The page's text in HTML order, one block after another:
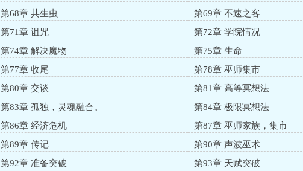
第68章 共生虫
第69章 不速之客
第71章 诅咒
第72章 学院情况
第74章 解决魔物
第75章 生命
第77章 收尾
第78章 巫师集市
第80章 交谈
第81章 高等冥想法
第83章 孤独，灵魂融合。
第84章 极限冥想法
第86章 经济危机
第87章 巫师家族，集市
第89章 传记
第90章 声波巫术
第92章 准备突破
第93章 天赋突破